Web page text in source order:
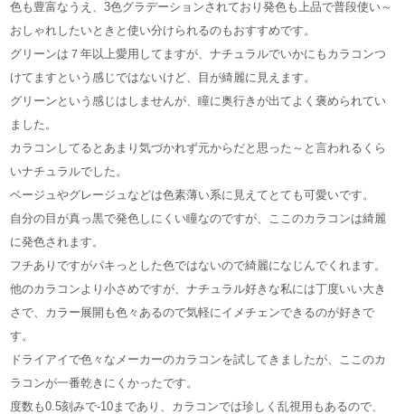
色も豊富なうえ、3色グラデーションされており発色も上品で普段使い～
おしゃれしたいときと使い分けられるのもおすすめです。
グリーンは７年以上愛用してますが、ナチュラルでいかにもカラコンつ
けてますという感じではないけど、目が綺麗に見えます。
グリーンという感じはしませんが、瞳に奥行きが出てよく褒められてい
ました。
カラコンしてるとあまり気づかれず元からだと思った～と言われるくら
いナチュラルでした。
ベージュやグレージュなどは色素薄い系に見えてとても可愛いです。
自分の目が真っ黒で発色しにくい瞳なのですが、ここのカラコンは綺麗
に発色されます。
フチありですがパキっとした色ではないので綺麗になじんでくれます。
他のカラコンより小さめですが、ナチュラル好きな私には丁度いい大き
さで、カラー展開も色々あるので気軽にイメチェンできるのが好きで
す。
ドライアイで色々なメーカーのカラコンを試してきましたが、ここのカ
ラコンが一番乾きにくかったです。
度数も0.5刻みで‐10まであり、カラコンでは珍しく乱視用もあるので、